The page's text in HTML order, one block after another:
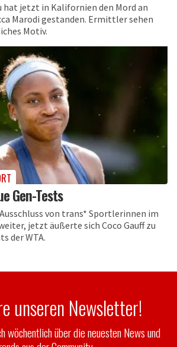
hat jetzt in Kalifornien den Mord an
Marodi gestanden. Ermittler sehen
Motiv.
Gen-Tests
von trans* Sportlerinnen im
jetzt äußerte sich Coco Gauff zu
der WTA.
unseren Newsletter!
wöchentlich über die neuesten News und